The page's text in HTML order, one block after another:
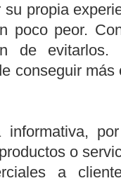
propia
poco peor.
de
conseguir
o
a